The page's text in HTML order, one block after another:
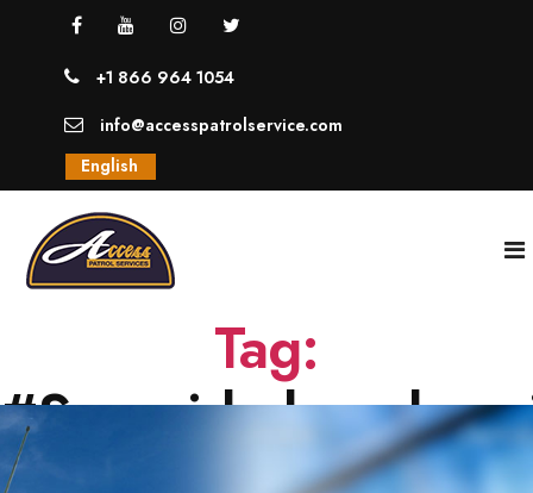
+1 866 964 1054
info@accesspatrolservice.com
English
NOSOTROS
Tag: